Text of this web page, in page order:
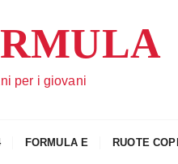
per i giovani
FORMULA E RUOTE